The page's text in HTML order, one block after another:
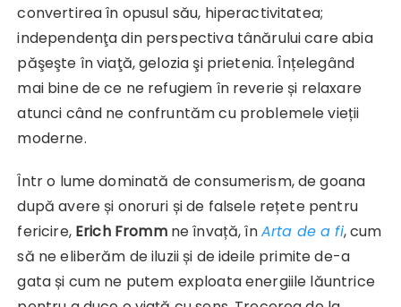
convertirea în opusul său, hiperactivitatea;
independenţa din perspectiva tânărului care abia
păşeşte în viaţă, gelozia şi prietenia. Înțelegând
mai bine de ce ne refugiem în reverie și relaxare
atunci când ne confruntăm cu problemele vieții
moderne.
Într o lume dominată de consumerism, de goana
după avere și onoruri și de falsele rețete pentru
fericire, Erich Frommne învață, înArta de a fi, cum
să ne eliberăm de iluzii și de ideile primite de-a
gata și cum ne putem exploata energiile lăuntrice